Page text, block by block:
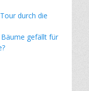
durch die
gefällt für